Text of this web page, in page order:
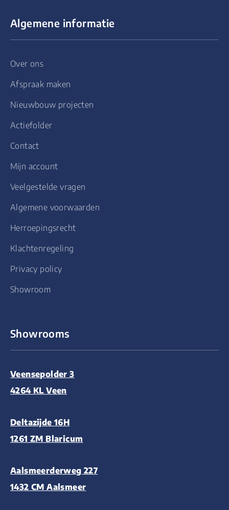
Algemene informatie
Over ons
Afspraak maken
Nieuwbouw projecten
Actiefolder
Contact
Mijn account
Veelgestelde vragen
Algemene voorwaarden
Herroepingsrecht
Klachtenregeling
Privacy policy
Showroom
Showrooms
Veensepolder 3
4264 KL Veen
Deltazijde 16H
1261 ZM Blaricum
Aalsmeerderweg 227
1432 CM Aalsmeer